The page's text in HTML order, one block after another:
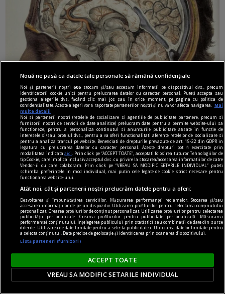
piese de schimb
Despre viața eternă. Un creier în borcan
ă mă salvez în cer? Păi, ce discutăm noi aici,
domnule, neuroștiințe, filosofie, transumanism
sau teologie? În halul ăsta am ajuns? Doamne
ferește!
Nouă ne pasă ca datele tale personale să rămână confidențiale
Noi și partenerii noștri606 stocăm și/sau accesăm informații pe dispozitivul dvs., precum
identificatorii cookie unici pentru prelucrarea datelor cu caracter personal. Puteți accepta sau
gestiona alegerile dvs. făcând clic mai jos sau în orice moment, pe pagina cu politica de
confidențialitate. Aceste alegeri vor fi raportate partenerilor noștri și nu vă vor afecta navigarea.
Mai
multe detalii
Noi si partenerii nostri (retelele de socializare si agentiile de publicitate partenere, precum si
furnizorii nostri de servicii de date analitice) prelucram date pentru a permite website-ului sa
functioneze, pentru a personaliza continutul si anunturile publicitare afisate in functie de
interesele si/sau profilul dvs., pentru a va oferi functionalitati aferente retelelor de socializare si
pentru a analiza traficul pe website. Beneficiati de drepturile prevazute de art. 15-22 din GDPR in
legatura cu prelucrarea datelor cu caracter personal. Aceste drepturi pot fi exercitate prin
modalitatea indicataaici
. Prin click pe “ACCEPT TOATE”, acceptati folosirea tuturor Tehnologiilor de
tip Cookie, care implica inclusiv acceptul dvs. cu privire la stocarea/accesarea informatiilor de catre
Vendor-ii cu care colaboram. Prin click pe “VREAU SA MODIFIC SETARILE INDIVIDUAL” puteti
schimba preferintele in mod individual, mai putin cele legate de cookie strict necesare pentru
functionarea website-ului.
Atât noi, cât și partenerii noștri prelucrăm datele pentru a oferi:
Dezvoltarea și îmbunătățirea serviciilor. Măsurarea performanței reclamelor. Stocarea și/sau
accesarea informațiilor de pe un dispozitiv. Utilizarea profilurilor pentru selectarea conținutului
personalizat. Crearea profilurilor de conținut personalizat. Utilizarea profilurilor pentru selectarea
publicității personalizate. Crearea profilurilor pentru publicitate personalizată. Măsurarea
performanței conținutului. Înțelegerea publicului prin statistici sau combinații de date din surse
diferite. Utilizarea de date limitate pentru a selecta publicitatea. Utilizarea datelor limitate pentru
a selecta conținutul. Date precise de geolocație și identificarea prin scanarea dispozitivului.
Listă parteneri (furnizori)
ACCEPT TOATE
VREAU SA MODIFIC SETARILE INDIVIDUAL